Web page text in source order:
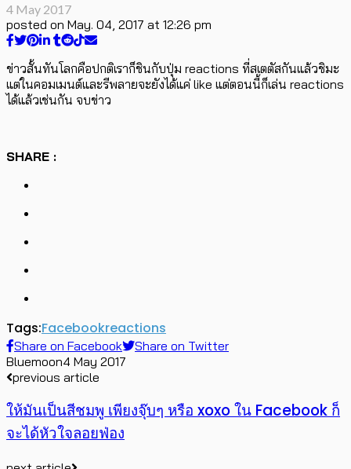
4 May 2017
posted on May. 04, 2017 at 12:26 pm
ข่าวสั้นทันโลกคือปกติเราก็ชินกับปุ่ม reactions ที่สเตตัสกันแล้วชิมะ
แต่ในคอมเมนต์และรีพลายจะยังได้แค่ like แต่ตอนนี้ก็เล่น reactions
ได้แล้วเช่นกัน จบข่าว
SHARE :
Tags:Facebookreactions
Share on Facebook
Share on Twitter
Bluemoon4 May 2017
previous article
ให้มันเป็นสีชมพู เพียงจุ๊บๆ หรือ xoxo ใน Facebook ก็
จะได้หัวใจลอยฟ่อง